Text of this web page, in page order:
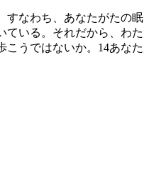
なわち、あなたがたの
ている。それだから、わ
うではないか。 14あな